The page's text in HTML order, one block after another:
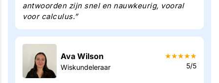
antwoorden zijn snel en nauwkeurig, vooral
voor calculus.”
Ava Wilson
Wiskundeleraar
★★★★★
5/5